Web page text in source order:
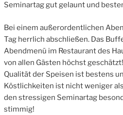
Seminartag gut gelaunt und
Bei einem außerordentlichen
Tag herrlich abschließen. Das
Abendmenü im Restaurant des
von allen Gästen höchst
Qualität der Speisen ist bestens
Köstlichkeiten ist nicht weniger
den stressigen Seminartag
stimmig!